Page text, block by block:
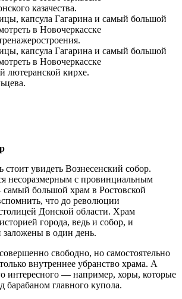
казачества.
лютеранской кирхе.
увидеть Вознесенский собор.
несоразмерным с провинциальным
большой храм в Ростовской
что до революции
Донской области. Храм
города, ведь и собор, и
в один день.
свободно, но самостоятельно
внутреннее убранство храма. А
интересного — например, хоры, которые
барабаном главного купола.